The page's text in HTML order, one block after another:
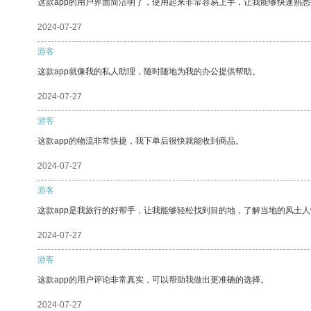
这款app的用户界面简洁明了，使用起来非常容易上手，让我能够快速熟悉
2024-07-27
游客
这款app就像我的私人助理，随时随地为我的办公提供帮助。
2024-07-27
游客
这款app的物流非常快捷，我下单后很快就能收到商品。
2024-07-27
游客
这款app是我旅行的好帮手，让我能够轻松找到目的地，了解当地的风土人
2024-07-27
游客
这款app的用户评论非常真实，可以帮助我做出更准确的选择。
2024-07-27